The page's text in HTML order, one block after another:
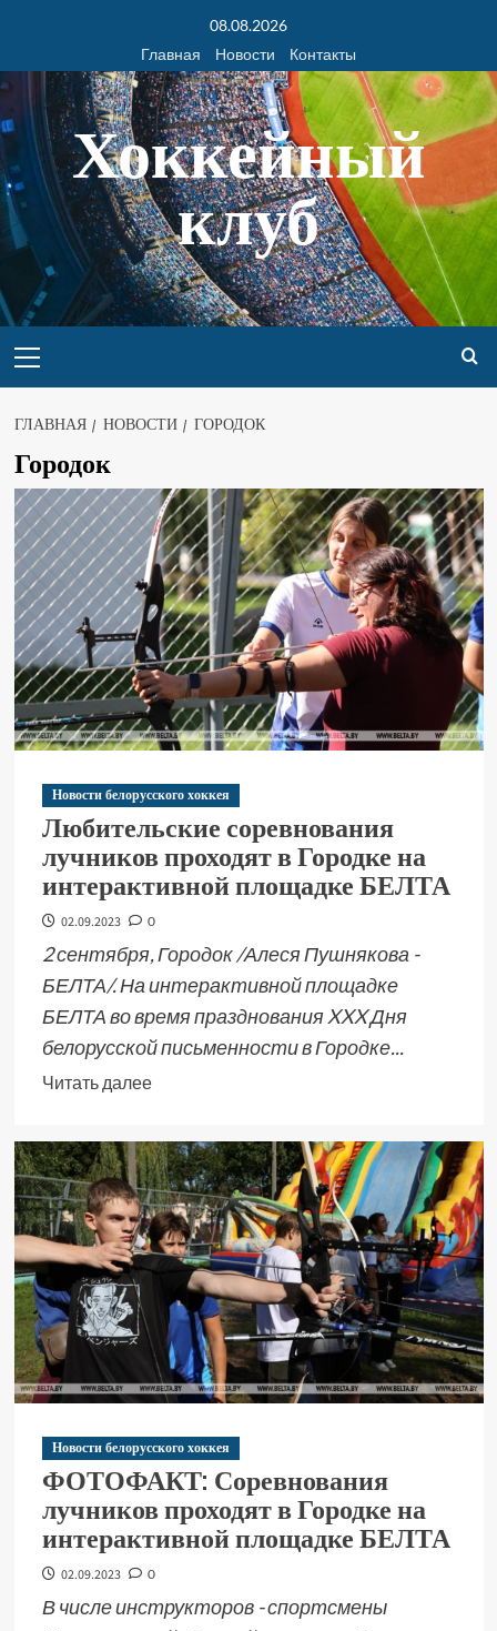
08.08.2026
Главная
Новости Контакты
Хоккейный
клуб
ГЛАВНАЯ НОВОСТИ ГОРОДОК
Городок
Новости белорусского хоккея
Любительские соревнования
лучников проходят в Городке на
интерактивной площадке БЕЛТА
02.09.2023 0
2 сентября, Городок /Алеся Пушнякова -
БЕЛТА/. На интерактивной площадке
БЕЛТА во время празднования XXX Дня
белорусской письменности в Городке...
Читать далее
Новости белорусского хоккея
ФОТОФАКТ: Соревнования
лучников проходят в Городке на
интерактивной площадке БЕЛТА
02.09.2023 0
В числе инструкторов - спортсмены